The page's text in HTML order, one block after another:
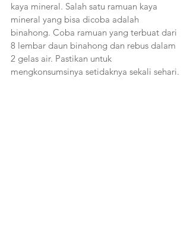
kaya mineral. Salah satu ramuan kaya
mineral yang bisa dicoba adalah
binahong. Coba ramuan yang terbuat dari
8 lembar daun binahong dan rebus dalam
2 gelas air. Pastikan untuk
mengkonsumsinya setidaknya sekali sehari.